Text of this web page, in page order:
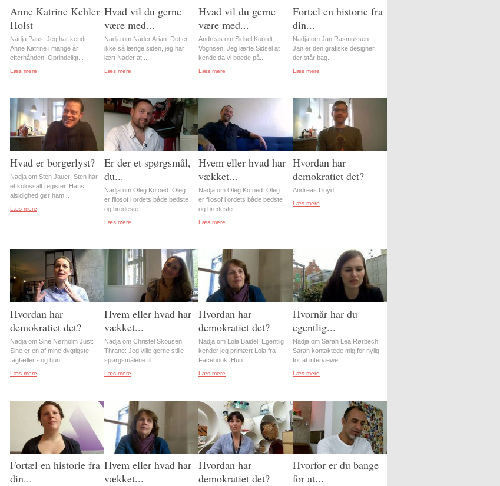
Anne Katrine Kehler
Holst
Nadja Pass: Jeg har kendt
Anne Katrine i mange år
efterhånden. Oprindeligt...
Læs mere
Hvad vil du gerne
være med...
Nadja om Nader Arian: Det er
ikke så længe siden, jeg har
lært Nader at...
Læs mere
Hvad vil du gerne
være med...
Andreas om Sidsel Koordt
Vognsen: Jeg lærte Sidsel at
kende da vi boede på...
Læs mere
Fortæl en historie fra
din...
Nadja om Jan Rasmussen:
Jan er den grafiske designer,
der står bag...
Læs mere
Hvad er borgerlyst?
Nadja om Sten Jauer: Sten har
et kolossalt register. Hans
alsidighed gør ham...
Læs mere
Er der et spørgsmål,
du...
Nadja om Oleg Kofoed: Oleg
er filosof i ordets både bedste
og bredeste...
Læs mere
Hvem eller hvad har
vækket...
Nadja om Oleg Kofoed: Oleg
er filosof i ordets både bedste
og bredeste...
Læs mere
Hvordan har
demokratiet det?
Andreas Lloyd
Læs mere
Hvordan har
demokratiet det?
Nadja om Sine Nørholm Just:
Sine er en af mine dygtigste
fagfæller - og hun...
Læs mere
Hvem eller hvad har
vækket...
Nadja om Christel Skousen
Thrane: Jeg ville gerne stille
spørgsmålene til...
Læs mere
Hvordan har
demokratiet det?
Nadja om Lola Baidel: Egentlig
kender jeg primært Lola fra
Facebook. Hun...
Læs mere
Hvornår har du
egentlig...
Nadja om Sarah Lea Rørbech:
Sarah kontaktede mig for nylig
for at interviewe...
Læs mere
Fortæl en historie fra
din...
Hvem eller hvad har
vækket...
Hvordan har
demokratiet det?
Hvorfor er du bange
for at...